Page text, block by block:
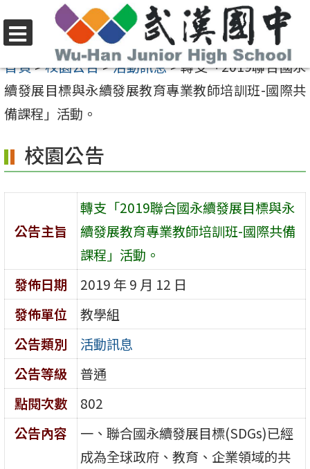
至
要
內
區
選
單
首頁>校園公告>活動訊息>轉支「2019聯合國永
續發展目標與永續發展教育專業教師培訓班-國際共
備課程」活動。
校園公告
公告主旨
轉支「2019聯合國永續發展目標與永
續發展教育專業教師培訓班-國際共備
課程」活動。
發佈日期
2019 年 9 月 12 日
發佈單位
教學組
公告類別
活動訊息
公告等級
普通
點閱次數
802
公告內容
一、聯合國永續發展目標(SDGs)已經
成為全球政府、教育、企業領域的共